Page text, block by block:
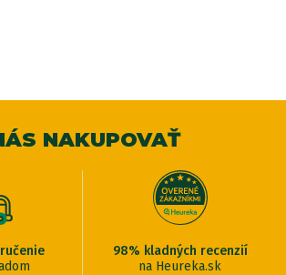
NAKUPOVAŤ
98% kladných recenzií
na Heureka.sk